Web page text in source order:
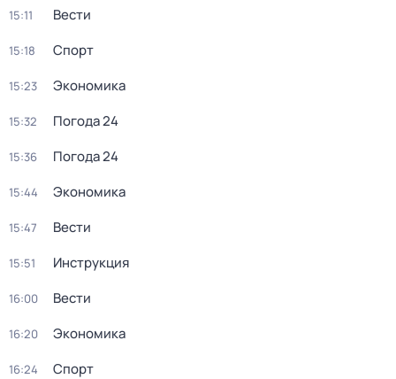
15:11 Вести
15:18 Спорт
15:23 Экономика
15:32 Погода 24
15:36 Погода 24
15:44 Экономика
15:47 Вести
15:51 Инструкция
16:00 Вести
16:20 Экономика
16:24 Спорт